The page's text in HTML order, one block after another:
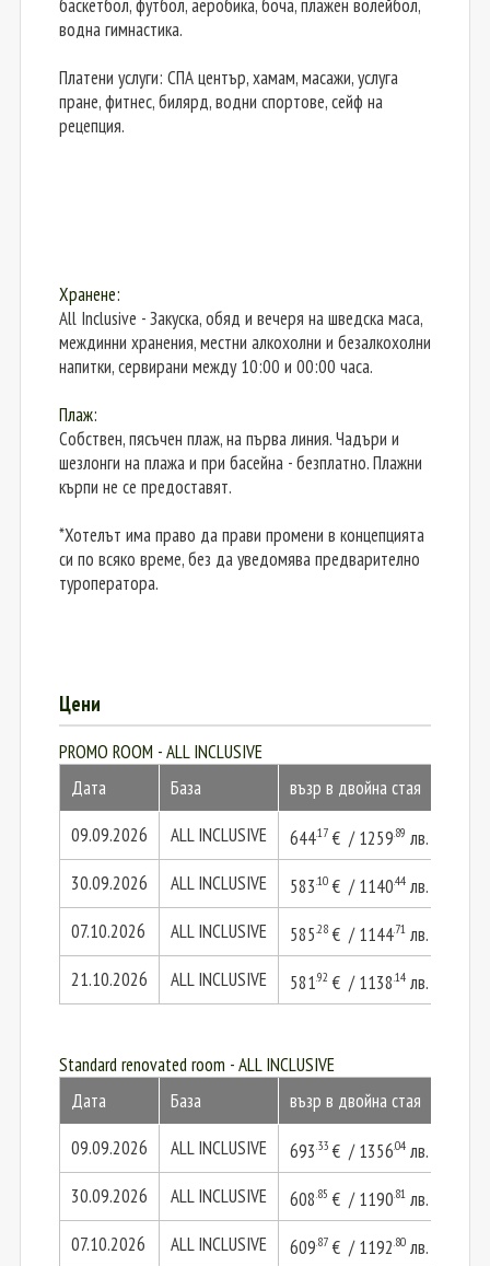
баскетбол, футбол, аеробика, боча, плажен волейбол,
водна гимнастика.
Платени услуги: СПА център, хамам, масажи, услуга
пране, фитнес, билярд, водни спортове, сейф на
рецепция.
Хранене:
All Inclusive - Закуска, обяд и вечеря на шведска маса,
междинни хранения, местни алкохолни и безалкохолни
напитки, сервирани между 10:00 и 00:00 часа.
Плаж:
Собствен, пясъчен плаж, на първа линия. Чадъри и
шезлонги на плажа и при басейна - безплатно. Плажни
кърпи не се предоставят.
*Хотелът има право да прави промени в концепцията
си по всяко време, без да уведомява предварително
туроператора.
Цени
PROMO ROOM - ALL INCLUSIVE
Дата
База възр в двойна стая
09.09.2026
ALL INCLUSIVE 644.17€ / 1259.89 лв.
30.09.2026 ALL INCLUSIVE 583.10€ / 1140.44лв.
07.10.2026 ALL INCLUSIVE 585.28€ / 1144.71лв.
21.10.2026 ALL INCLUSIVE 581.92 € / 1138.14лв.
Standard renovated room - ALL INCLUSIVE
Дата
База възр в двойна стая
09.09.2026
ALL INCLUSIVE 693.33€ / 1356.04лв.
30.09.2026 ALL INCLUSIVE 608.85 € / 1190.81лв.
07.10.2026 ALL INCLUSIVE 609.87€ / 1192.80лв.